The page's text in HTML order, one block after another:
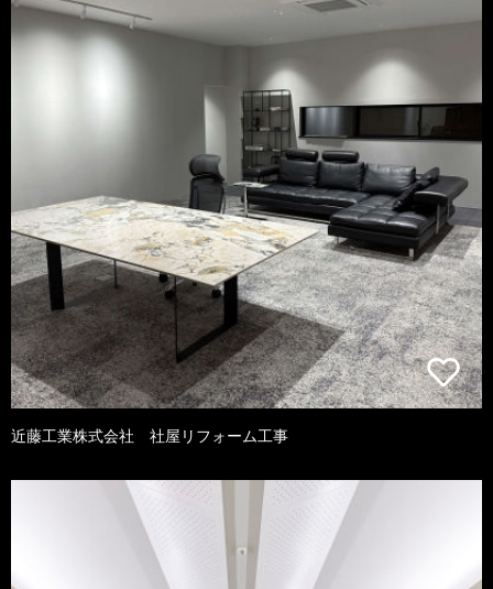
近藤工業株式会社 社屋リフォーム工事